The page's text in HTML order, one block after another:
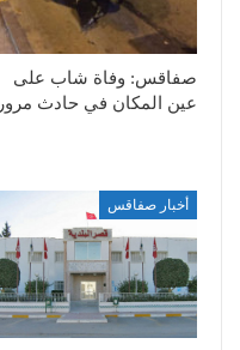
صفاقس: وفاة شاب على
عين المكان في حادث مرور
أخبار صفاقس